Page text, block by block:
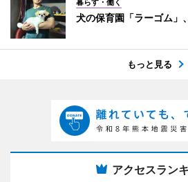
暮らす・働く
犬の保育園「ラーゴム」
もっと見る
アクセスラン